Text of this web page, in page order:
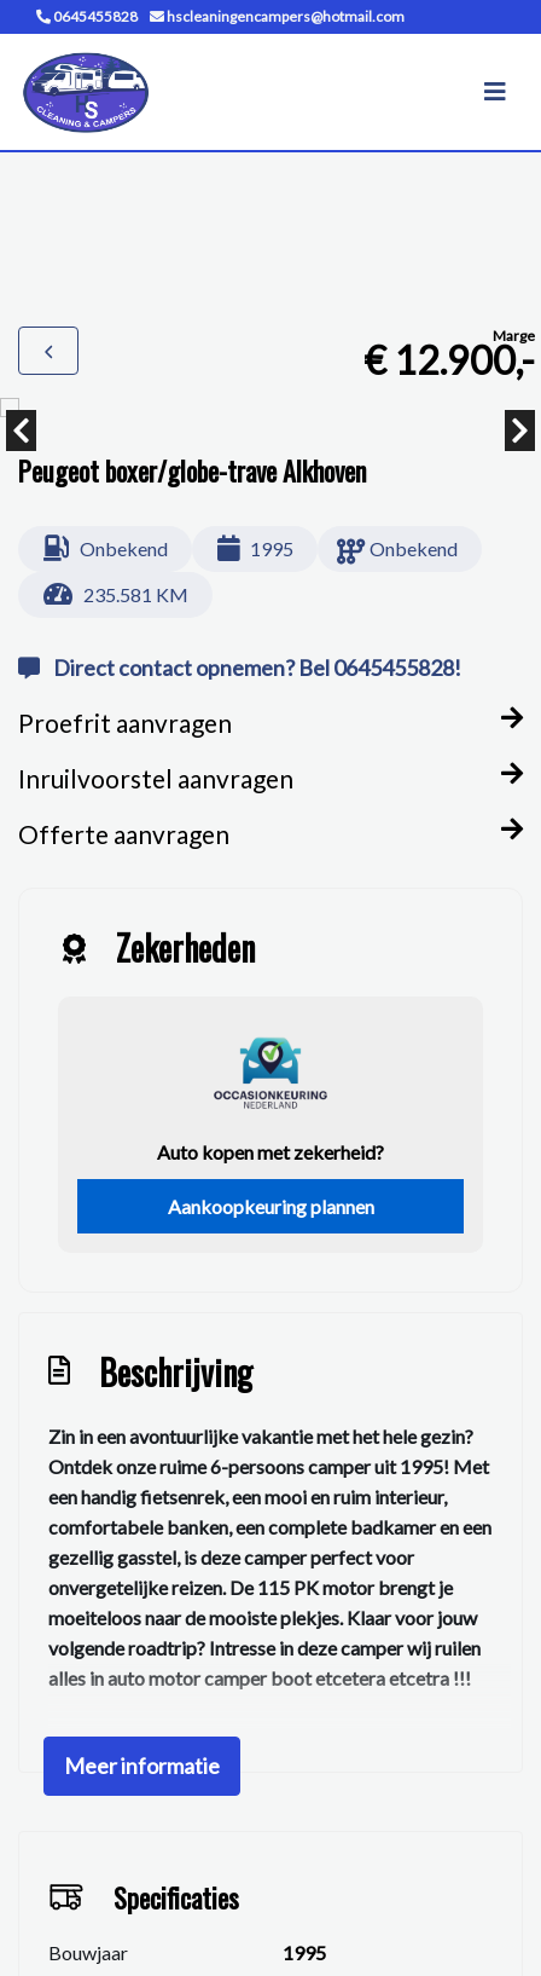
0645455828 hscleaningencampers@hotmail.com
Marge
€ 12.900,-
Peugeot boxer/globe-trave Alkhoven
Onbekend 1995
Onbekend
235.581 KM
Direct contact opnemen? Bel 0645455828!
Proefrit aanvragen
Inruilvoorstel aanvragen
Offerte aanvragen
Zekerheden
Auto kopen met zekerheid?
Aankoopkeuring plannen
Beschrijving
Zin in een avontuurlijke vakantie met het hele gezin?
Ontdek onze ruime 6-persoons camper uit 1995! Met
een handig fietsenrek, een mooi en ruim interieur,
comfortabele banken, een complete badkamer en een
gezellig gasstel, is deze camper perfect voor
onvergetelijke reizen. De 115 PK motor brengt je
moeiteloos naar de mooiste plekjes. Klaar voor jouw
volgende roadtrip? Intresse in deze camper wij ruilen
alles in auto motor camper boot etcetera etcetra !!!
We hebben ons uiterste best gedaan om alle
informatie in deze advertentie correct weer te geven.
Er kunnen echter geen rechten worden ontleend aan
zelf de zaken welke voor jouw belangrijk zijn en je
beslissing zouden kunnen beïnvloeden. Neem contact
op met de verkoper voor aanvullende vragen.
Meer informatie
Specificaties
Bouwjaar
1995